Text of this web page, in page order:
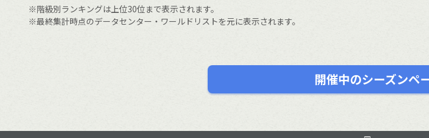
※階級別ランキングは上位30位まで表示されます。
※最終集計時点のデータセンター・ワールドリストを元に表示されます。
開催中のシーズンペ